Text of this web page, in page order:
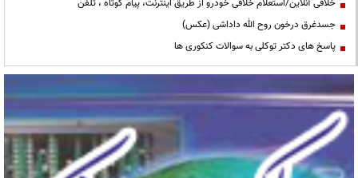
خلافی آنلاین/استعلام خلافی خودرو از طریق اینترنت، پیام کوتاه ، تلفن
جسدغرق درخون روح الله داداشی (عکس)
پاسخ های دکتر توکلی به سوالات کنکوری ها